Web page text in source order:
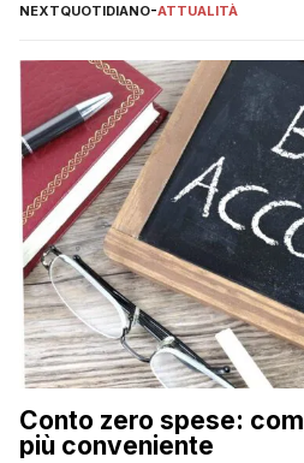
NEXTQUOTIDIANO-ATTUALITÀ
Conto zero spese:
più conveniente